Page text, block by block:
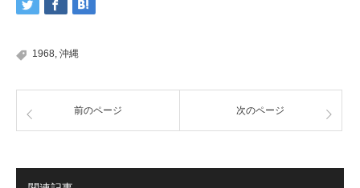
1968, 沖縄
前のページ 次のページ